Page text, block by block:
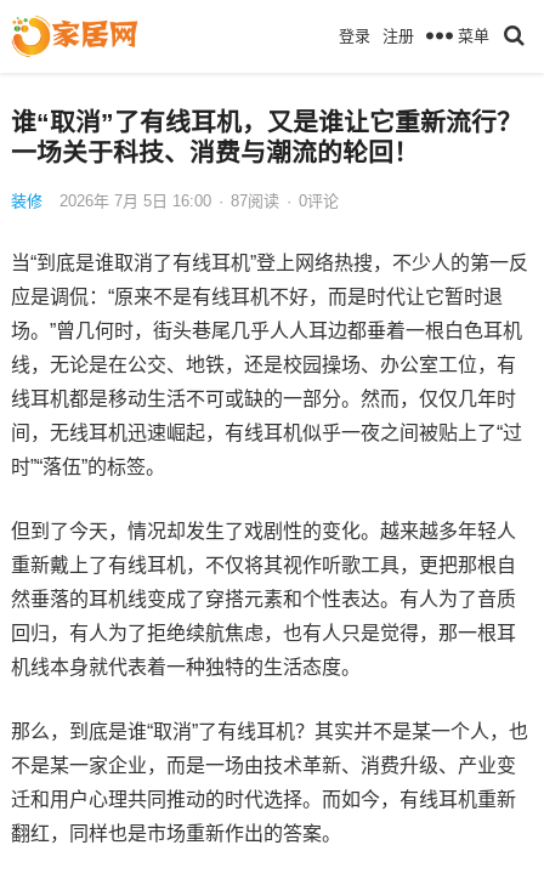
登录 注册 菜单
谁“取消”了有线耳机，又是谁让它重新流行？
一场关于科技、消费与潮流的轮回！
装修 2026年 7月 5日 16:00 · 87阅读 · 0评论
当“到底是谁取消了有线耳机”登上网络热搜，不少人的第一反
应是调侃：“原来不是有线耳机不好，而是时代让它暂时退
场。”曾几何时，街头巷尾几乎人人耳边都垂着一根白色耳机
线，无论是在公交、地铁，还是校园操场、办公室工位，有
线耳机都是移动生活不可或缺的一部分。然而，仅仅几年时
间，无线耳机迅速崛起，有线耳机似乎一夜之间被贴上了“过
时”“落伍”的标签。
但到了今天，情况却发生了戏剧性的变化。越来越多年轻人
重新戴上了有线耳机，不仅将其视作听歌工具，更把那根自
然垂落的耳机线变成了穿搭元素和个性表达。有人为了音质
回归，有人为了拒绝续航焦虑，也有人只是觉得，那一根耳
机线本身就代表着一种独特的生活态度。
那么，到底是谁“取消”了有线耳机？其实并不是某一个人，也
不是某一家企业，而是一场由技术革新、消费升级、产业变
迁和用户心理共同推动的时代选择。而如今，有线耳机重新
翻红，同样也是市场重新作出的答案。